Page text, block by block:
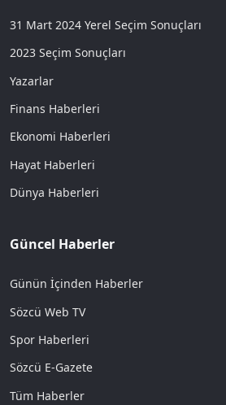
31 Mart 2024 Yerel Seçim Sonuçları
2023 Seçim Sonuçları
Yazarlar
Finans Haberleri
Ekonomi Haberleri
Hayat Haberleri
Dünya Haberleri
Güncel Haberler
Günün İçinden Haberler
Sözcü Web TV
Spor Haberleri
Sözcü E-Gazete
Tüm Haberler